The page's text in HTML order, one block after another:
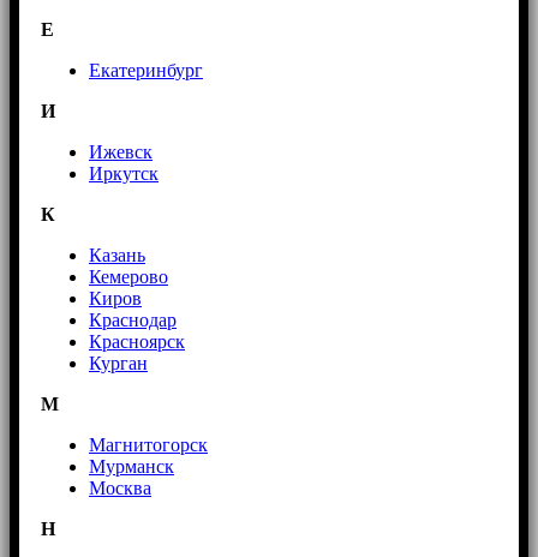
E
Екатеринбург
И
Ижевск
Иркутск
К
Казань
Кемерово
Киров
Краснодар
Красноярск
Курган
М
Магнитогорск
Мурманск
Москва
Н